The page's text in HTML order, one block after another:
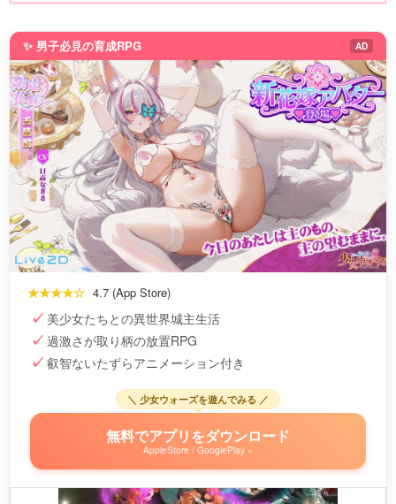
✨ 男子必見の育成RPG AD
★★★★☆ 4.7 (App Store)
美少女たちとの異世界城主生活
過激さが取り柄の放置RPG
叡智ないたずらアニメーション付き
＼ 少女ウォーズを遊んでみる ／
無料でアプリをダウンロード
AppleStore / GooglePlay »